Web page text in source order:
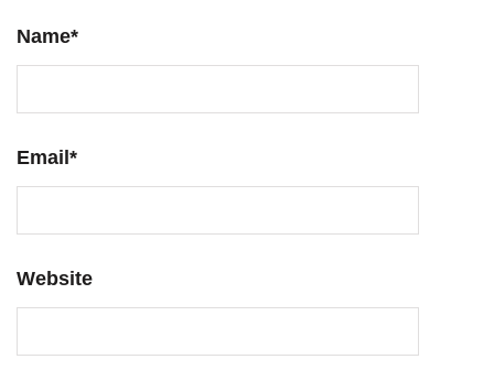
Name*
Email*
Website